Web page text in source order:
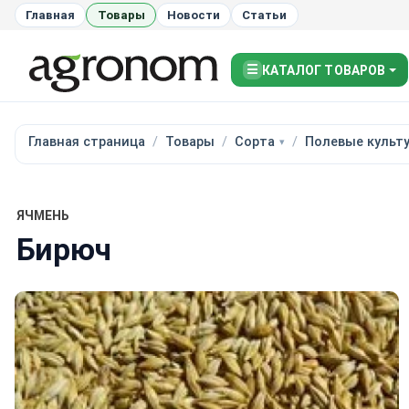
Главная Товары Новости Статьи
☰ КАТАЛОГ ТОВАРОВ
Главная страница Товары Сорта Полевые
ЯЧМЕНЬ
Бирюч